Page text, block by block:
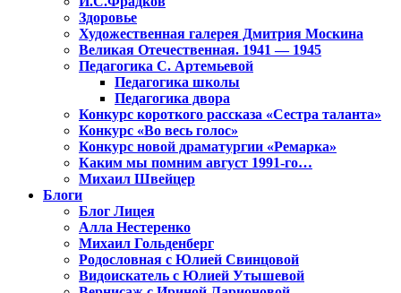
Здоровье
Художественная галерея Дмитрия Москина
Великая Отечественная. 1941 — 1945
Педагогика С. Артемьевой
Педагогика школы
Педагогика двора
Конкурс короткого рассказа «Сестра таланта»
Конкурс «Во весь голос»
Конкурс новой драматургии «Ремарка»
Каким мы помним август 1991-го…
Михаил Швейцер
Блоги
Блог Лицея
Алла Нестеренко
Михаил Гольденберг
Родословная с Юлией Свинцовой
Видоискатель с Юлией Утышевой